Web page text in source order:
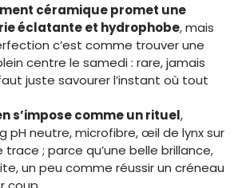
céramique promet une
éclatante et hydrophobe, mais
c’est comme trouver une
centre le samedi : rare, jamais
juste savourer l’instant où tout
s’impose comme un rituel,
pH neutre, microfibre, œil de lynx sur
trace ; parce qu’une belle brillance,
un peu comme réussir un créneau